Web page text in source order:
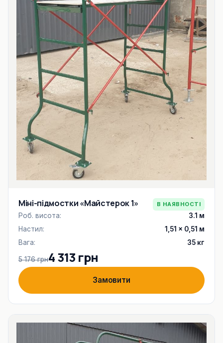
Міні-підмостки «Майстерок 1» В НАЯВНОСТІ
Роб. висота:
3.1 м
Настил:
1,51 × 0,51 м
Вага:
35 кг
5 176 грн4 313 грн
Замовити